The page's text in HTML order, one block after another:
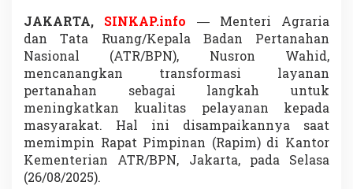
a
n
g
k
n
T
r
a
n
s
JAKARTA, SINKAP.info — Menteri Agraria
dan Tata Ruang/Kepala Badan Pertanahan
Nasional (ATR/BPN), Nusron Wahid,
mencanangkan transformasi layanan
pertanahan sebagai langkah untuk
meningkatkan kualitas pelayanan kepada
masyarakat. Hal ini disampaikannya saat
memimpin Rapat Pimpinan (Rapim) di Kantor
Kementerian ATR/BPN, Jakarta, pada Selasa
(26/08/2025).